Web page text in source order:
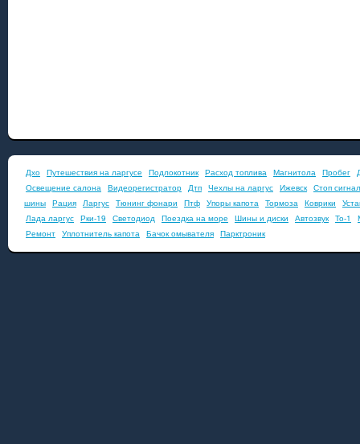
Дхо Путешествия на ларгусе Подлокотник Расход топлива Магнитола Пробег
Освещение салона Видеорегистратор Дтп Чехлы на ларгус Ижевск Стоп сигнал
шины Рация Ларгус Тюнинг фонари Птф Упоры капота Тормоза Коврики
Лада ларгус Рки-19 Светодиод Поездка на море Шины и диски Автозвук То-1
Ремонт Уплотнитель капота Бачок омывателя Парктроник